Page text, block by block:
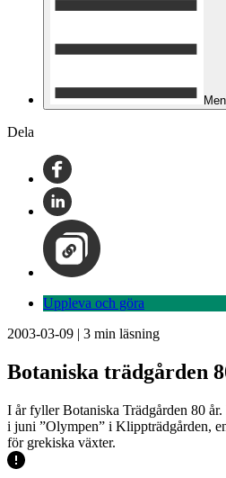
Dela
Uppleva och göra
2003-03-09 | 3 min läsning
Botaniska trädgården
I år fyller Botaniska Trädgården 80
i juni ”Olympen” i Klippträdgården,
för grekiska växter.